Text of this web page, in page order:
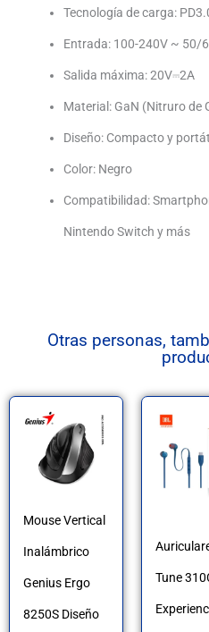
Tecnología de carga:
Entrada: 100-240V ~ 50/
Salida máxima: 20V⎓2A
Material: GaN (Nitruro de
Diseño: Compacto y
Color: Negro
Compatibilidad:
Nintendo Switch y más
Otras personas,
Mouse Vertical
Inalámbrico
Genius Ergo
8250S Diseño
Tune
Este
producto
tiene